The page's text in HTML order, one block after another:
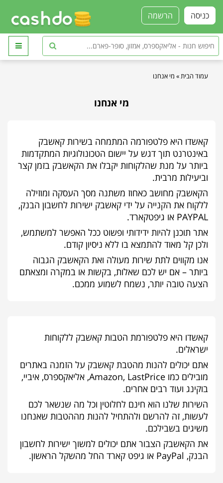
הרשמה כניסה
עמוד הבית » מי אנחנו
מי אנחנו
קאשדו היא פלטפורמה המתמחה בשירות קאשבק
באינטרנט תוך דגש על יישום הטכונולוגיות המתקדמות
ביותר על מנת שהלקוחות יקבלו את הקאשבק בזמן קצר
וביעילות מרבית.
הקאשבק מחושב כאחוז משתנה מסך העסקה ומוזילה
ללקוח את הקנייה על ידי קאשבק ישירות לחשבון הבנק,
PAYPAL או גיפטקארד.
אתר תוכנן להיות ידידותי ופשוט ככל האפשר למשתמש,
ולכן קל מאוד להתמצא בו ללא ניסיון קודם.
אנו מקווים לתת שירות מעולה ואת הקאשבק הגבוה
ביותר – אם יש לכם שאלות, בקשות או במקרה ומצאתם
הצעה טובה יותר, נשמח לשמוע ממכם.
קאשדו היא פלטפורמת הטבות קאשבק ללקוחות
ישראלים.
אתם יכולים להנות מהטבת קאשבק על הזמנה באתרים
מובילים כמו Amazon, LastPrice, אליאקספרס, איביי,
בוקינג ועוד רבים אחרים.
השירות שלנו הוא חינם לחלוטין וכל מה שנשאר לכם
לעשות, זה להרשם ולהתחיל להנות מההטבות שאנחנו
משיגים בשבילכם.
את הקאשבק הצבור אתם יכולים למשוך ישירות לחשבון
הבנק, PayPal או גיפט קארד החל מהשקל הראשון.